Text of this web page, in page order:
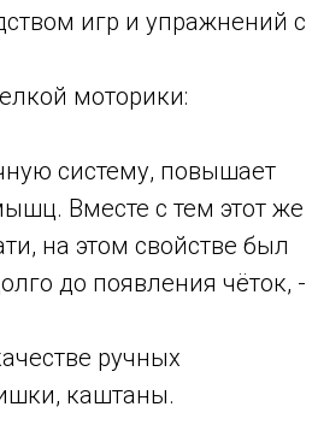
игр и упражнений с
моторики:
систему, повышает
Вместе с тем этот же
на этом свойстве был
до появления чёток, -
ручных
каштаны.